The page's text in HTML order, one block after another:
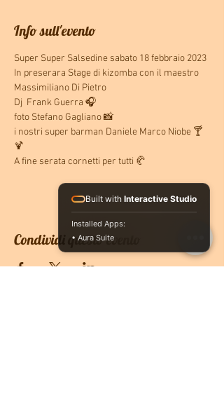
Info sull'evento
Super Super Salsedine sabato 18 febbraio 2023
In preserara Stage di kizomba con il maestro
Massimiliano Di Pietro
Dj  Frank Guerra 🎧
foto Stefano Gagliano 📸
i nostri super barman Daniele Marco Niobe 🍸
🍹
A fine serata cornetti per tutti 🥐
Condividi questo evento
Built with Interactive Studio
Installed Apps:
• Aura Suite